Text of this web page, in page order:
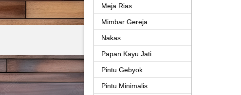
Meja Rias
Mimbar Gereja
Nakas
Papan Kayu Jati
Pintu Gebyok
Pintu Minimalis